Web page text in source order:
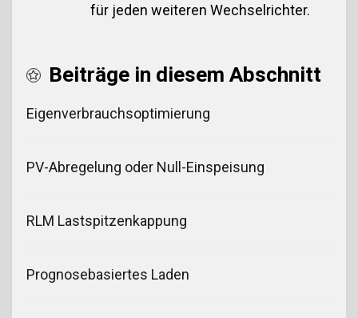
für jeden weiteren Wechselrichter.
Beiträge in diesem Abschnitt
Eigenverbrauchsoptimierung
PV-Abregelung oder Null-Einspeisung
RLM Lastspitzenkappung
Prognosebasiertes Laden